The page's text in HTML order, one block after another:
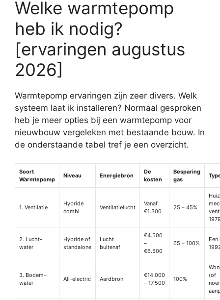
Welke warmtepomp
heb ik nodig?
[ervaringen augustus
2026]
Warmtepomp ervaringen zijn zeer divers. Welk
systeem laat ik installeren? Normaal gesproken
heb je meer opties bij een warmtepomp voor
nieuwbouw vergeleken met bestaande bouw. In
de onderstaande tabel tref je een overzicht.
Soort
Warmtepomp
Niveau Energiebron
De
kosten
Besparing
gas
1. Ventilatie
Hybride
combi
Ventilatielucht
Vanaf
€1.300
25 – 45%
2. Lucht-
water
Hybride of
standalone
Lucht
buitenaf
€4.500
–
€6.500
65 – 100%
3. Bodem-
water
All-electric Aardbron
€14.000
– 17.500
100%
(of